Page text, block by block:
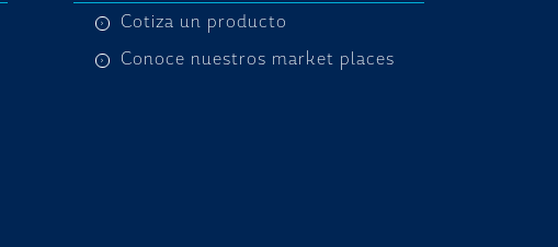
Cotiza un producto
Conoce nuestros market places